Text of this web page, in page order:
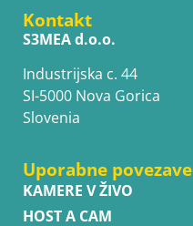
Kontakt
S3MEA d.o.o.
Industrijska c. 44
SI-5000 Nova Gorica
Slovenia
Uporabne povezave
KAMERE V ŽIVO
HOST A CAM